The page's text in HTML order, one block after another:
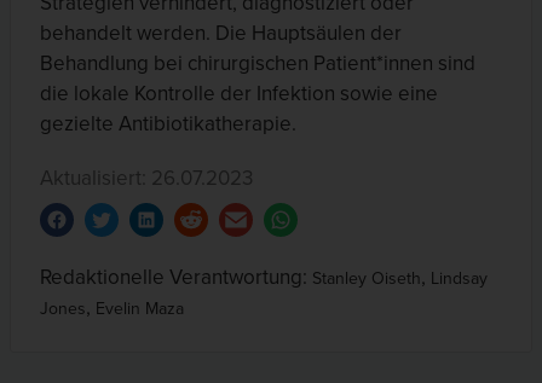
behandelt werden. Die Hauptsäulen der
Behandlung bei chirurgischen Patient*innen sind
die lokale Kontrolle der Infektion sowie eine
gezielte Antibiotikatherapie.
Aktualisiert: 26.07.2023
Redaktionelle Verantwortung: Stanley Oiseth, Lindsay
Jones, Evelin Maza